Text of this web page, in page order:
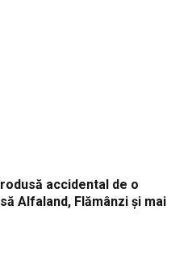
accidental de o
Alfaland, Flămânzi și mai